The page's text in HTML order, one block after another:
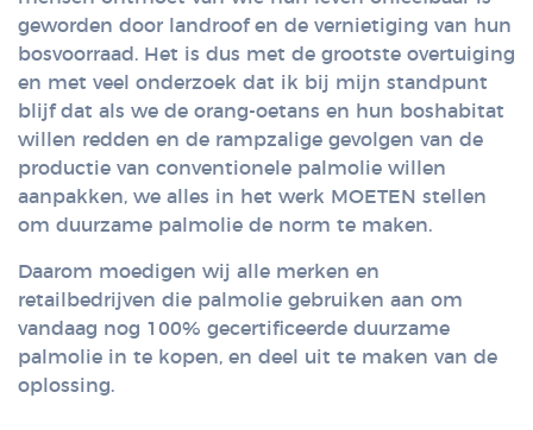
geworden door landroof en de vernietiging van hun
bosvoorraad. Het is dus met de grootste overtuiging
en met veel onderzoek dat ik bij mijn standpunt
blijf dat als we de orang-oetans en hun boshabitat
willen redden en de rampzalige gevolgen van de
productie van conventionele palmolie willen
aanpakken, we alles in het werk MOETEN stellen
om duurzame palmolie de norm te maken.
Daarom moedigen wij alle merken en
retailbedrijven die palmolie gebruiken aan om
vandaag nog 100% gecertificeerde duurzame
palmolie in te kopen, en deel uit te maken van de
oplossing.